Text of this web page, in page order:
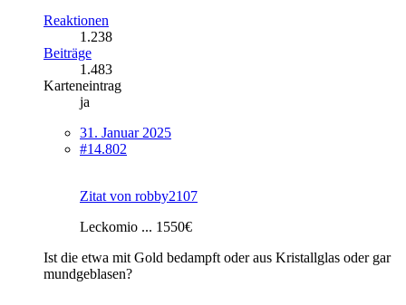
Reaktionen
1.238
Beiträge
1.483
Karteneintrag
ja
31. Januar 2025
#14.802
Zitat von robby2107
Leckomio ... 1550€
Ist die etwa mit Gold bedampft oder aus Kristallglas oder gar
mundgeblasen?